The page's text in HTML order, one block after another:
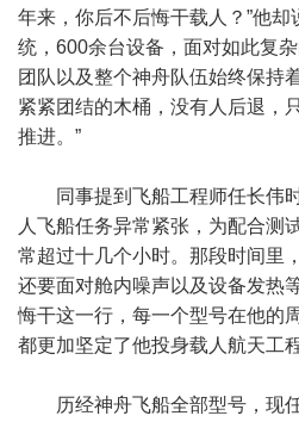
年来，你后不后悔干载人？”他却
统，600余台设备，面对如此复
团队以及整个神舟队伍始终保持
紧紧团结的木桶，没有人后退，
推进。”
同事提到飞船工程师任长伟
人飞船任务异常紧张，为配合测
常超过十几个小时。那段时间里
还要面对舱内噪声以及设备发热
悔干这一行，每一个型号在他的
都更加坚定了他投身载人航天工
历经神舟飞船全部型号，现